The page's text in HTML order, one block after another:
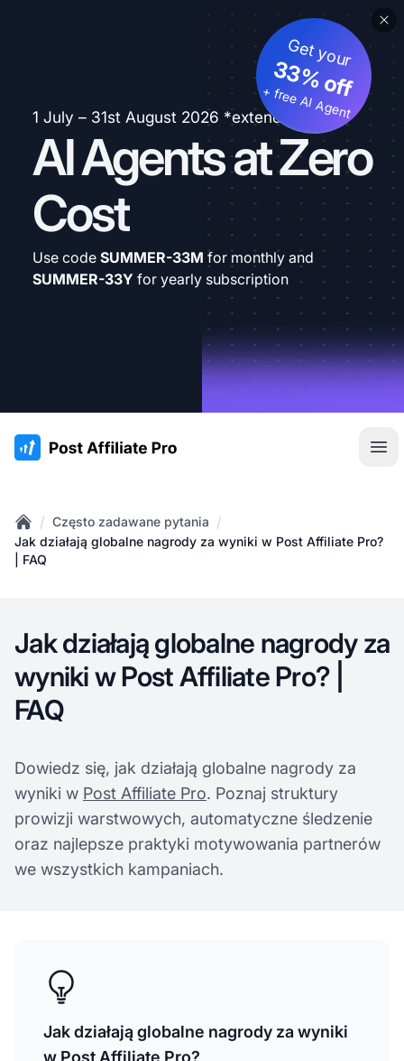
1 July – 31st August 2026 *extended
AI Agents at Zero
Cost
Get your
33% off
+ free AI Agent
Use code SUMMER-33M for monthly and
SUMMER-33Y for yearly subscription
:site.title
Home
/ Często zadawane pytania /
Jak działają globalne nagrody za wyniki w Post Affiliate Pro?
| FAQ
Jak działają globalne nagrody za
wyniki w Post Affiliate Pro? |
FAQ
Dowiedz się, jak działają globalne nagrody za
wyniki w Post Affiliate Pro. Poznaj struktury
prowizji warstwowych, automatyczne śledzenie
oraz najlepsze praktyki motywowania partnerów
we wszystkich kampaniach.
Jak działają globalne nagrody za wyniki
w Post Affiliate Pro?